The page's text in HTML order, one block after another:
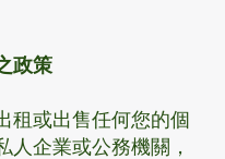
政策
租或出售任何您的個
人企業或公務機關，